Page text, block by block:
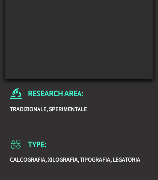
RESEARCH AREA:
TRADIZIONALE, SPERIMENTALE
TYPE:
CALCOGRAFIA, XILOGRAFIA, TIPOGRAFIA, LEGATORIA